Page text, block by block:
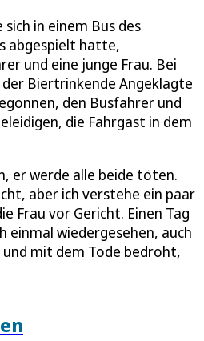
in einem Bus des
abgespielt hatte,
und eine junge Frau. Bei
Biertrinkende Angeklagte
den Busfahrer und
die Fahrgast in dem
er werde alle beide töten.
aber ich verstehe ein paar
Frau vor Gericht. Einen Tag
einmal wiedergesehen, auch
mit dem Tode bedroht,